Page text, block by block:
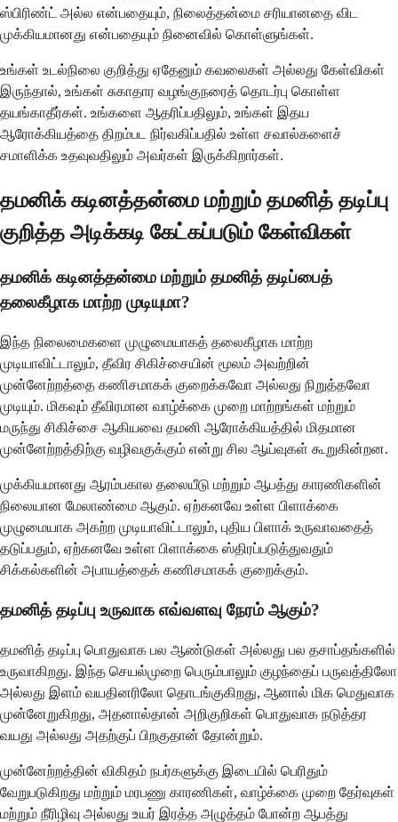
ஸ்பிரிண்ட் அல்ல என்பதையும், நிலைத்தன்மை சரியானதை விட
முக்கியமானது என்பதையும் நினைவில் கொள்ளுங்கள்.
உங்கள் உடல்நிலை குறித்து ஏதேனும் கவலைகள் அல்லது கேள்விகள்
இருந்தால், உங்கள் சுகாதார வழங்குநரைத் தொடர்பு கொள்ள
தயங்காதீர்கள். உங்களை ஆதரிப்பதிலும், உங்கள் இதய
ஆரோக்கியத்தை திறம்பட நிர்வகிப்பதில் உள்ள சவால்களைச்
சமாளிக்க உதவுவதிலும் அவர்கள் இருக்கிறார்கள்.
தமனிக் கடினத்தன்மை மற்றும் தமனித் தடிப்பு
குறித்த அடிக்கடி கேட்கப்படும் கேள்விகள்
தமனிக் கடினத்தன்மை மற்றும் தமனித் தடிப்பைத்
தலைகீழாக மாற்ற முடியுமா?
இந்த நிலைமைகளை முழுமையாகத் தலைகீழாக மாற்ற
முடியாவிட்டாலும், தீவிர சிகிச்சையின் மூலம் அவற்றின்
முன்னேற்றத்தை கணிசமாகக் குறைக்கவோ அல்லது நிறுத்தவோ
முடியும். மிகவும் தீவிரமான வாழ்க்கை முறை மாற்றங்கள் மற்றும்
மருந்து சிகிச்சை ஆகியவை தமனி ஆரோக்கியத்தில் மிதமான
முன்னேற்றத்திற்கு வழிவகுக்கும் என்று சில ஆய்வுகள் கூறுகின்றன.
முக்கியமானது ஆரம்பகால தலையீடு மற்றும் ஆபத்து காரணிகளின்
நிலையான மேலாண்மை ஆகும். ஏற்கனவே உள்ள பிளாக்கை
முழுமையாக அகற்ற முடியாவிட்டாலும், புதிய பிளாக் உருவாவதைத்
தடுப்பதும், ஏற்கனவே உள்ள பிளாக்கை ஸ்திரப்படுத்துவதும்
சிக்கல்களின் அபாயத்தைக் கணிசமாகக் குறைக்கும்.
தமனித் தடிப்பு உருவாக எவ்வளவு நேரம் ஆகும்?
தமனித் தடிப்பு பொதுவாக பல ஆண்டுகள் அல்லது பல தசாப்தங்களில்
உருவாகிறது. இந்த செயல்முறை பெரும்பாலும் குழந்தைப் பருவத்திலோ
அல்லது இளம் வயதினரிலோ தொடங்குகிறது, ஆனால் மிக மெதுவாக
முன்னேறுகிறது, அதனால்தான் அறிகுறிகள் பொதுவாக நடுத்தர
வயது அல்லது அதற்குப் பிறகுதான் தோன்றும்.
முன்னேற்றத்தின் விகிதம் நபர்களுக்கு இடையில் பெரிதும்
வேறுபடுகிறது மற்றும் மரபணு காரணிகள், வாழ்க்கை முறை தேர்வுகள்
மற்றும் நீரிழிவு அல்லது உயர் இரத்த அழுத்தம் போன்ற ஆபத்து